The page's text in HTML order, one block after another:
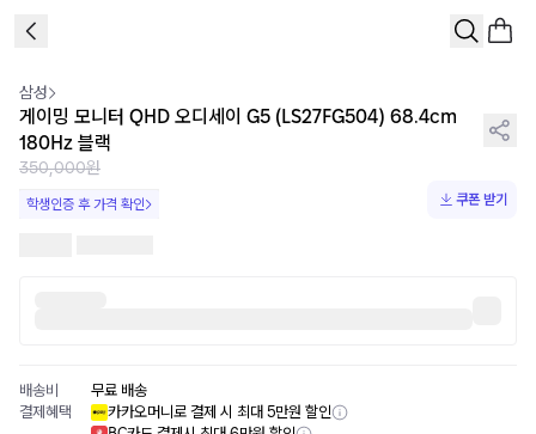
삼성
게이밍 모니터 QHD 오디세이 G5 (LS27FG504) 68.4cm
180Hz 블랙
350,000원
학생인증 후 가격 확인 쿠폰 받기
배송비
무료 배송
결제혜택
카카오머니로 결제 시 최대 5만원 할인